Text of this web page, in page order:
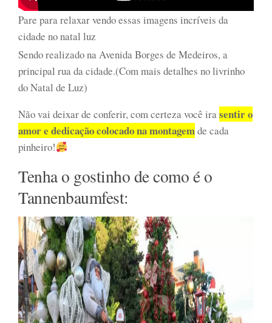
Pare para relaxar vendo essas imagens incríveis da
cidade no natal luz
Sendo realizado na Avenida Borges de Medeiros, a
principal rua da cidade.(Com mais detalhes no livrinho
do Natal de Luz)
Não vai deixar de conferir, com certeza você irasentir o
amor e dedicação colocado na montagemde cada
pinheiro!
Tenha o gostinho de como é o
Tannenbaumfest: